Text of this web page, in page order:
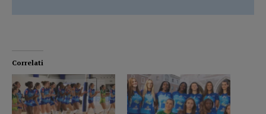
Correlati